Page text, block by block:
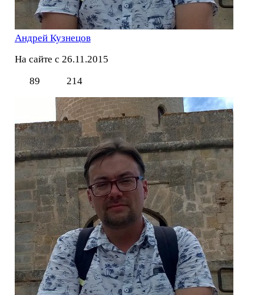
Андрей Кузнецов
На сайте с 26.11.2015
89
214